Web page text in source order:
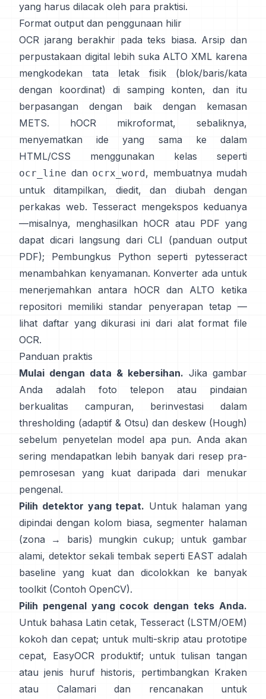
yang harus dilacak oleh para praktisi.
Format output dan penggunaan hilir
OCR jarang berakhir pada teks biasa. Arsip dan
perpustakaan digital lebih suka ALTO XML karena
mengkodekan tata letak fisik (blok/baris/kata
dengan koordinat) di samping konten, dan itu
berpasangan dengan baik dengan kemasan
METS.
hOCR
mikroformat, sebaliknya,
menyematkan ide yang sama ke dalam
HTML/CSS menggunakan kelas seperti
ocr_line dan ocrx_word, membuatnya mudah
untuk ditampilkan, diedit, dan diubah dengan
perkakas web. Tesseract mengekspos keduanya
—misalnya, menghasilkan hOCR atau PDF yang
dapat dicari langsung dari CLI (panduan output
PDF); Pembungkus Python seperti
pytesseract
menambahkan kenyamanan. Konverter ada untuk
menerjemahkan antara hOCR dan ALTO ketika
repositori memiliki standar penyerapan tetap —
lihat daftar yang dikurasi ini dari alat format file
OCR.
Panduan praktis
Mulai dengan data & kebersihan. Jika gambar
Anda adalah foto telepon atau pindaian
berkualitas campuran, berinvestasi dalam
thresholding (adaptif & Otsu) dan deskew (Hough)
sebelum penyetelan model apa pun. Anda akan
sering mendapatkan lebih banyak dari resep pra-
pemrosesan yang kuat daripada dari menukar
pengenal.
Pilih detektor yang tepat. Untuk halaman yang
dipindai dengan kolom biasa, segmenter halaman
(zona → baris) mungkin cukup; untuk gambar
alami, detektor sekali tembak seperti EAST adalah
baseline yang kuat dan dicolokkan ke banyak
toolkit (Contoh OpenCV).
Pilih pengenal yang cocok dengan teks Anda.
Untuk bahasa Latin cetak, Tesseract (LSTM/OEM)
kokoh dan cepat; untuk multi-skrip atau prototipe
cepat, EasyOCR produktif; untuk tulisan tangan
atau jenis huruf historis, pertimbangkan Kraken
atau
Calamari
dan rencanakan untuk